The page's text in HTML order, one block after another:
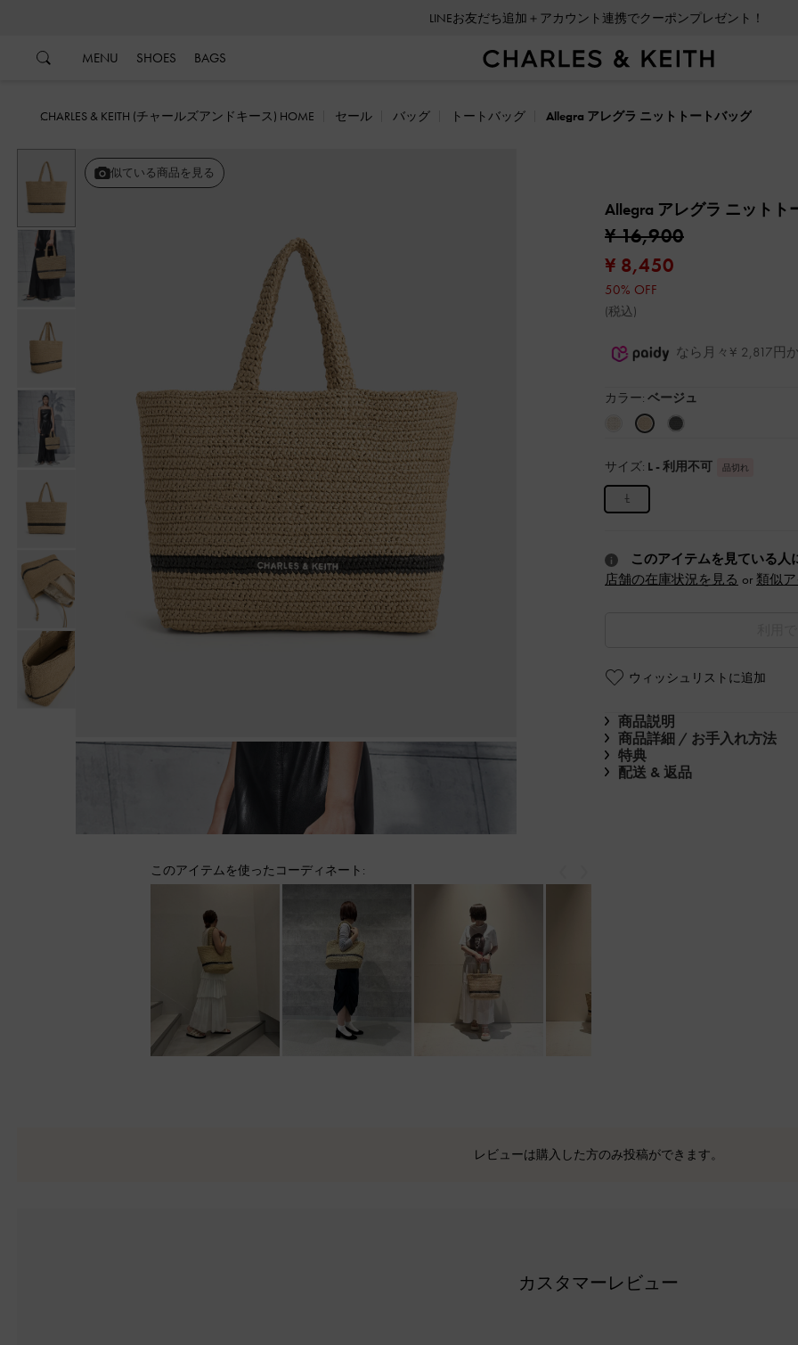
LINEお友だち追加＋アカウント連携でクーポンプレゼント！
MENU SHOES BAGS
CHARLES & KEITH (チャールズアンドキース) HOME セール バッグ トートバッグ Allegra アレグラ ニットトートバッグ
似ている商品を見る
Allegra アレグラ ニットト
¥ 16,900
¥ 8,450
50% OFF
(税込)
なら月々¥ 2,817円
カラー: ベージュ
サイズ: L - 利用不可 品切れ
L
このアイテムを見ている人
店舗の在庫状況を見る or 類似
ウィッシュリストに追加
商品説明
商品詳細 / お手入れ方法
特典
配送 & 返品
このアイテムを使ったコーディネート:
レビューは購入した方のみ投稿ができます。
カスタマーレビュー